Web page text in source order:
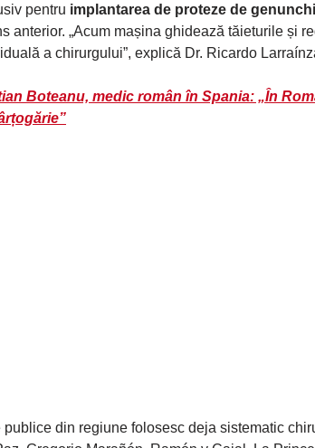
pentru implantarea de proteze de
anterior. „Acum mașina ghidează tăieturile și
a chirurgului”, explică Dr. Ricardo
Boteanu, medic român în Spania: „În
publice din regiune folosesc deja sistematic